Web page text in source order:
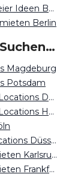
Geburtstagsfeier Ideen Berlin
Berlin
Beliebte Suchen auf Event Inc
Magdeburg
Potsdam
Sommerfest-Locations Dortmund
Sommerfest-Locations Hamburg
Film & Fotolocations Düsseldorf
Restaurant mieten Karlsruhe
Restaurant mieten Frankfurt